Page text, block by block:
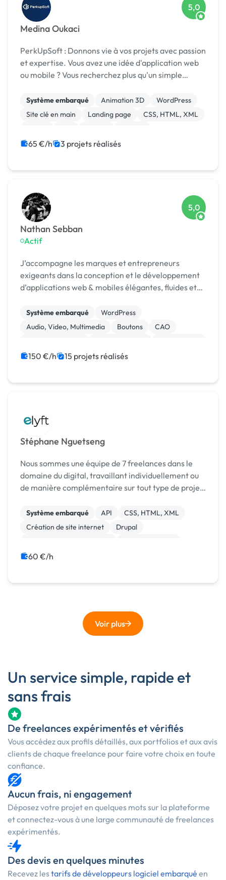
Medina Oukaci
5,0
PerkUpSoft : Donnons vie à vos projets avec passion
et expertise. Vous avez une idée d'application web
ou mobile ? Vous recherchez plus qu'un simple
s'investira corps et âme dans la réussite de votr...
Système embarqué Animation 3D
WordPress
Site clé en main
Landing page
CSS, HTML, XML
65 €/h 3 projets réalisés
Nathan Sebban
Actif
5,0
J’accompagne les marques et entrepreneurs
exigeants dans la conception et le développement
d’applications web & mobiles élégantes, fluides et
Système embarqué
WordPress
Audio, Video, Multimedia
Boutons
CAO
Motion design
Print (flyer, plaquette, affiche...)
150 €/h 15 projets réalisés
Stéphane Nguetseng
Nous sommes une équipe de 7 freelances dans le
domaine du digital, travaillant individuellement ou
de manière complémentaire sur tout type de projet
que nous réalisons pour vous sont les suivant...
Système embarqué API
CSS, HTML, XML
Création de site internet
Drupal
Installation de Script
60 €/h
Voir plus
Un service simple, rapide et
sans frais
De freelances expérimentés et vérifiés
Vous accédez aux profils détaillés, aux portfolios et aux avis
clients de chaque freelance pour faire votre choix en toute
confiance.
Aucun frais, ni engagement
Déposez votre projet en quelques mots sur la plateforme
et connectez-vous à une large communauté de freelances
expérimentés.
Des devis en quelques minutes
Recevez lestarifs de développeurs logiciel embarqué en